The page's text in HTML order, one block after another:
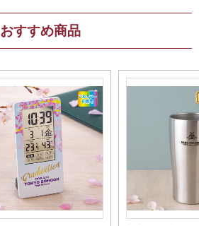
おすすめ商品